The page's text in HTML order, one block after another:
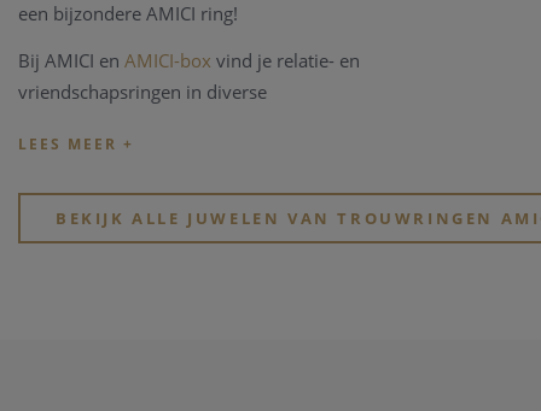
een bijzondere AMICI ring!
Bij AMICI en AMICI-box vind je relatie- en
vriendschapsringen in diverse
goed betaalbare hippe ringen? Of, wil je eindelijk, na zoveel
design?BEKIJK ALLE JUWELEN VAN TROUWRINGEN